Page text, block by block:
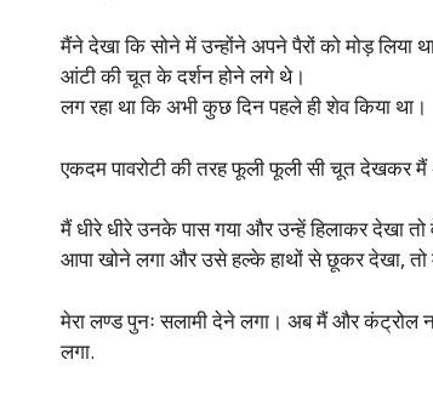
मैंने देखा कि सोने में उन्होंने अपने पैरों को मोड़ लिया
आंटी की चूत के दर्शन होने लगे थे।
लग रहा था कि अभी कुछ दिन पहले ही शेव किया था।
एकदम पावरोटी की तरह फूली फूली सी चूत देखकर
मैं धीरे धीरे उनके पास गया और उन्हें हिलाकर देखा
आपा खोने लगा और उसे हल्के हाथों से छूकर देखा,
मेरा लण्ड पुनः सलामी देने लगा। अब मैं और
लगा.